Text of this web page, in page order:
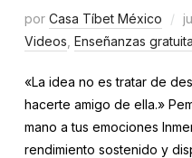
por Casa Tíbet México
Videos Enseñanzas
«La idea no es tratar de
hacerte amigo de ella.»
mano a tus emociones
rendimiento sostenido y